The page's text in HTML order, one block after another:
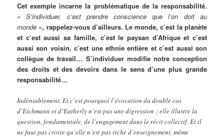
Cet exemple incarne la problématique de la responsabilité.
« S’individuer, c’est prendre conscience que l’on doit au
monde », rappelez-vous d’ailleurs. Le monde, c’est la planète
et c’est aussi sa famille, c’est le paysan d’Afrique et c’est
aussi son voisin, c’est une ethnie entière et c’est aussi son
collègue de travail… S’individuer modifie notre conception
des droits et des devoirs dans le sens d’une plus grande
responsabilité…
Indéniablement. Et c’est pourquoi l’évocation du double cas
d’Eichmann et d’Eatherly n’est pas une digression ; elle illustre la
question, fondamentale, de l’engagement dans le récit collectif. Et il
ne faut pas croire qu’elle n’est pas riche d’enseignement, même